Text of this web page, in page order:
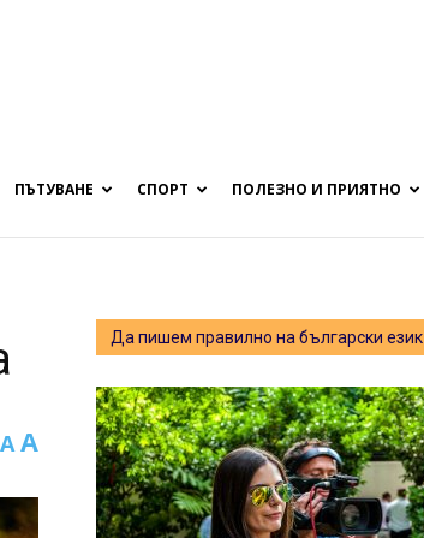
ПЪТУВАНЕ СПОРТ ПОЛЕЗНО И ПРИЯТНО
A A
Да пишем правилно на български език